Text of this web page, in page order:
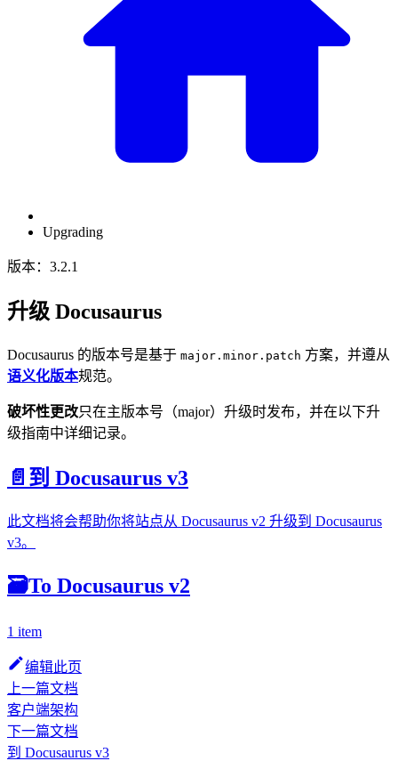
Upgrading
版本：3.2.1
升级 Docusaurus
Docusaurus 的版本号是基于 major.minor.patch 方案，并遵从
语义化版本规范。
破坏性更改只在主版本号（major）升级时发布，并在以下升
级指南中详细记录。
📄️ 到 Docusaurus v3
此文档将会帮助你将站点从 Docusaurus v2 升级到 Docusaurus
v3。
🗃️To Docusaurus v2
1 item
编辑此页
上一篇文档
客户端架构
下一篇文档
到 Docusaurus v3